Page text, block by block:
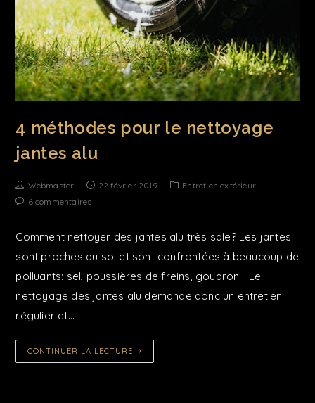
4 méthodes pour le nettoyage
jantes alu
Webmaster 22 février 2019
Entretien extérieur
6 commentaires
Comment nettoyer des jantes alu très sale? Les jantes
sont proches du sol et sont confrontées à beaucoup de
polluants: sel, poussières de freins, goudron... Le
nettoyage des jantes alu demande donc un entretien
régulier et…
CONTINUER LA LECTURE